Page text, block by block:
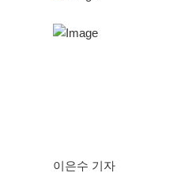
이은수 기자